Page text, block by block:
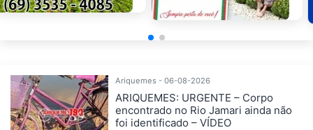
Ariquemes - 06-08-2026
ARIQUEMES: URGENTE – Corpo
encontrado no Rio Jamari ainda não
foi identificado – VÍDEO